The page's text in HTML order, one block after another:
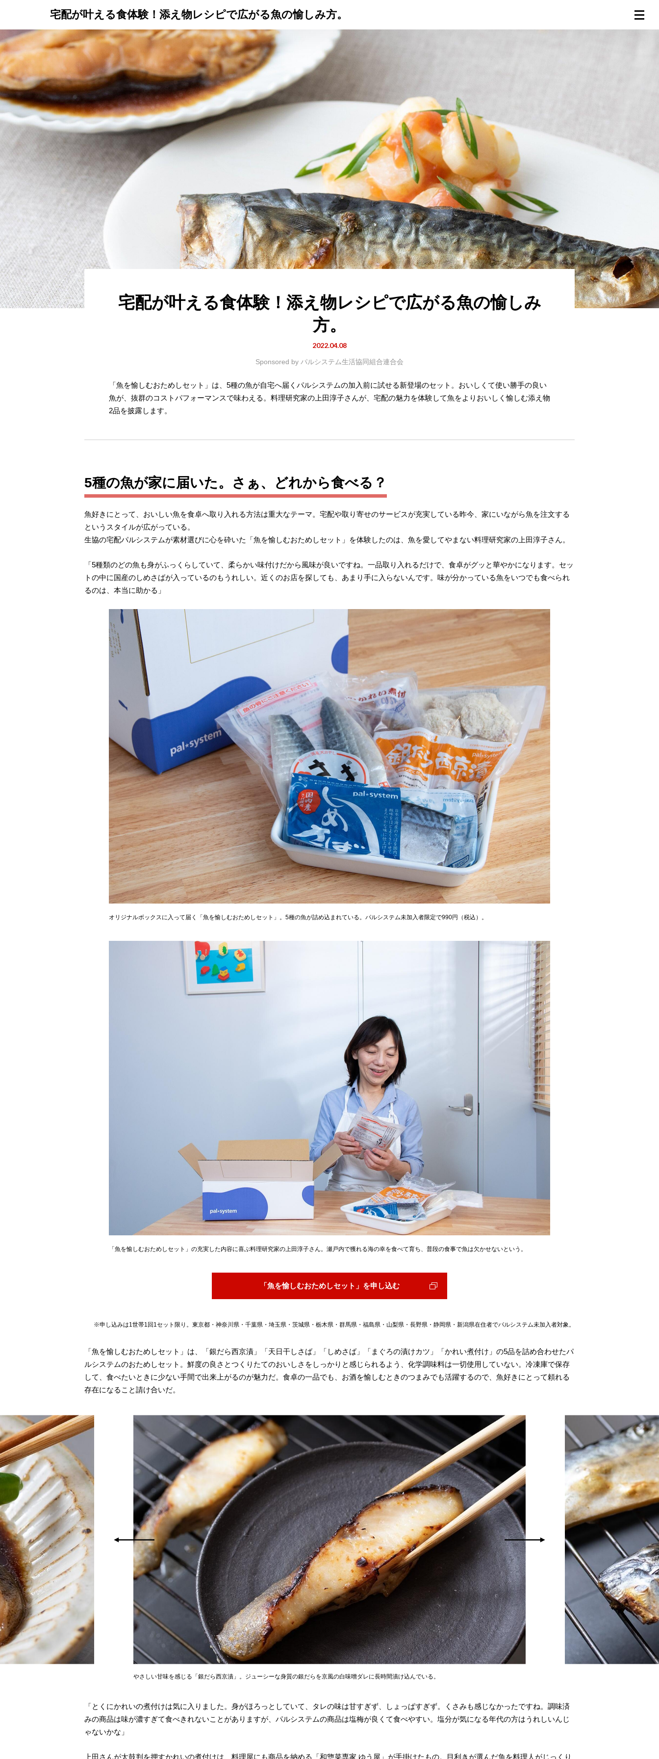
トップ プロが教えるレシピ 厳選！店探し
宅配が叶える食体験！添え物レシピで広がる魚の愉しみ方。
宅配が叶える食体験！添え物レシピで広がる魚の愉しみ
方。
2022.04.08
Sponsored by パルシステム生活協同組合連合会
「魚を愉しむおためしセット」は、5種の魚が自宅へ届くパルシステムの加入前に試せる新登場のセット。おいしくて使い勝手の良い
魚が、抜群のコストパフォーマンスで味わえる。料理研究家の上田淳子さんが、宅配の魅力を体験して魚をよりおいしく愉しむ添え物
2品を披露します。
5種の魚が家に届いた。さぁ、どれから食べる？
魚好きにとって、おいしい魚を食卓へ取り入れる方法は重大なテーマ。宅配や取り寄せのサービスが充実している昨今、家にいながら魚を注文する
というスタイルが広がっている。
生協の宅配パルシステムが素材選びに心を砕いた「魚を愉しむおためしセット」を体験したのは、魚を愛してやまない料理研究家の上田淳子さん。
「5種類のどの魚も身がふっくらしていて、柔らかい味付けだから風味が良いですね。一品取り入れるだけで、食卓がグッと華やかになります。セッ
トの中に国産のしめさばが入っているのもうれしい。近くのお店を探しても、あまり手に入らないんです。味が分かっている魚をいつでも食べられ
るのは、本当に助かる」
オリジナルボックスに入って届く「魚を愉しむおためしセット」。5種の魚が詰め込まれている。パルシステム未加入者限定で990円（税込）。
「魚を愉しむおためしセット」の充実した内容に喜ぶ料理研究家の上田淳子さん。瀬戸内で獲れる海の幸を食べて育ち、普段の食事で魚は欠かせないという。
「魚を愉しむおためしセット」を申し込む
※申し込みは1世帯1回1セット限り。東京都・神奈川県・千葉県・埼玉県・茨城県・栃木県・群馬県・福島県・山梨県・長野県・静岡県・新潟県在住者でパルシステム未加入者対象。
「魚を愉しむおためしセット」は、「銀だら西京漬」「天日干しさば」「しめさば」「まぐろの漬けカツ」「かれい煮付け」の5品を詰め合わせたパ
ルシステムのおためしセット。鮮度の良さとつくりたてのおいしさをしっかりと感じられるよう、化学調味料は一切使用していない。冷凍庫で保存
して、食べたいときに少ない手間で出来上がるのが魅力だ。食卓の一品でも、お酒を愉しむときのつまみでも活躍するので、魚好きにとって頼れる
存在になること請け合いだ。
やさしい甘味を感じる「銀だら西京漬」。ジューシーな身質の銀だらを京風の白味噌ダレに長時間漬け込んでいる。
「とくにかれいの煮付けは気に入りました。身がほろっとしていて、タレの味は甘すぎず、しょっぱすぎず。くさみも感じなかったですね。調味済
みの商品は味が濃すぎて食べきれないことがありますが、パルシステムの商品は塩梅が良くて食べやすい。塩分が気になる年代の方はうれしいんじ
ゃないかな」
上田さんが太鼓判を押すかれいの煮付けは、料理屋にも商品を納める「和惣菜専家 ゆう屋」が手掛けたもの。目利きが選んだ魚を料理人がじっくり